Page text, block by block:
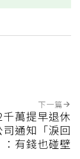
下一篇
萬提早退休
通知「淚回
有錢也碰壁